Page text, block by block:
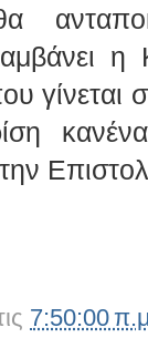
γίνεται
7:50:00